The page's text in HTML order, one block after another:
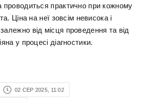
проводиться практично при кожному
Ціна на неї зовсім невисока і
від місця проведення та від
у процесі діагностики.
02 СЕР 2025, 11:02